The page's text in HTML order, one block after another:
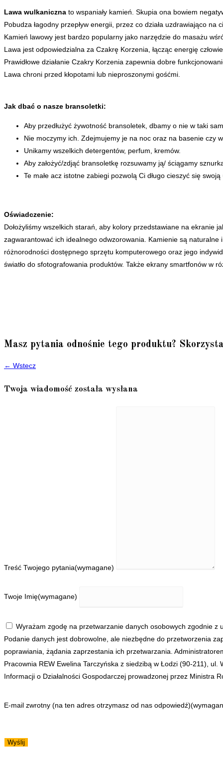
Lawa wulkaniczna to wspaniały kamień. Skupia ona bowiem
Pobudza łagodny przepływ energii, przez co działa uzdrawiająco na
Kamień lawowy jest bardzo popularny jako narzędzie do masażu
Lawa jest odpowiedzialna za Czakrę Korzenia, łącząc energię
Prawidłowe działanie Czakry Korzenia zapewnia dobre
Lawa chroni przed kłopotami lub nieproszonymi gośćmi.
Jak dbać o nasze bransoletki:
Aby przedłużyć żywotność bransoletek, dbamy o nie w taki
Nie moczymy ich. Zdejmujemy je na noc oraz na basenie czy
Unikamy wszelkich detergentów, perfum, kremów.
Aby założyć/zdjąć bransoletkę rozsuwamy ją/ ściągamy
Te małe acz istotne zabiegi pozwolą Ci długo cieszyć się
Oświadczenie:
Dołożyliśmy wszelkich starań, aby kolory przedstawiane na ekranie
zagwarantować ich idealnego odwzorowania. Kamienie są
różnorodności dostępnego sprzętu komputerowego oraz jego
światło do sfotografowania produktów. Także ekrany smartfonów w
Masz pytania odnośnie tego produktu?
← Wstecz
Twoja wiadomość została wysłana
Treść Twojego pytania(wymagane)
Twoje Imię(wymagane)
Wyrażam zgodę na przetwarzanie danych osobowych zgodnie z
Podanie danych jest dobrowolne, ale niezbędne do przetworzenia
poprawiania, żądania zaprzestania ich przetwarzania.
Pracownia REW Ewelina Tarczyńska z siedzibą w Łodzi (90-211),
Informacji o Działalności Gospodarczej prowadzonej przez Ministra
E-mail zwrotny (na ten adres otrzymasz od nas odpowiedź)
Wyślij